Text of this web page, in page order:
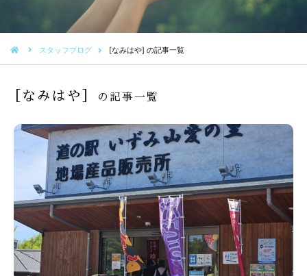
スタッフブログ [なみはや] の記事一覧
［なみはや］ の記事一覧